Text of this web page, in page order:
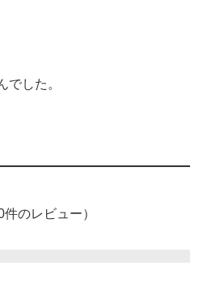
でした。
のレビュー）